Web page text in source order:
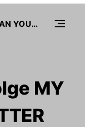
MY DATA IS BETTER THAN YOURS
MY